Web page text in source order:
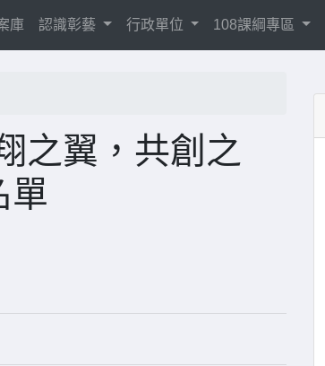
庫 認識彰藝 行政單位 108課綱專區
之翼，共創之
單